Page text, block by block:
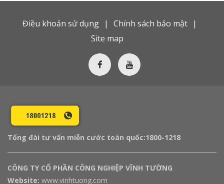
Điều khoản sử dụng
Chính sách bảo mật
Site map
Tổng đài tư vấn miễn cước toàn quốc:1800-1218
CÔNG TY CỔ PHẦN CÔNG NGHIỆP VĨNH TƯỜNG
Website: www.vinhtuong.com